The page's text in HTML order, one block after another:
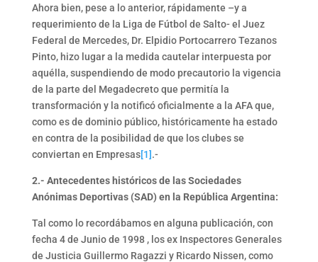
Ahora bien, pese a lo anterior, rápidamente –y a
requerimiento de la Liga de Fútbol de Salto- el Juez
Federal de Mercedes, Dr. Elpidio Portocarrero Tezanos
Pinto, hizo lugar a la medida cautelar interpuesta por
aquélla, suspendiendo de modo precautorio la vigencia
de la parte del Megadecreto que permitía la
transformación y la notificó oficialmente a la AFA que,
como es de dominio público, históricamente ha estado
en contra de la posibilidad de que los clubes se
conviertan en Empresas[1].-
2.- Antecedentes históricos de las Sociedades
Anónimas Deportivas (SAD) en la República Argentina:
Tal como lo recordábamos en alguna publicación, con
fecha 4 de Junio de 1998 , los ex Inspectores Generales
de Justicia Guillermo Ragazzi y Ricardo Nissen, como